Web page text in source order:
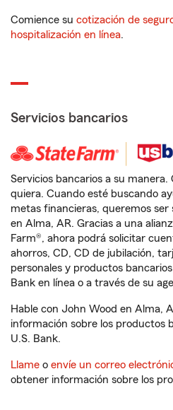
Comience su cotización de
hospitalización en línea.
Servicios bancarios
Servicios bancarios a su
quiera. Cuando esté buscando
metas financieras, queremos
en Alma, AR. Gracias a una
Farm®, ahora podrá solicitar
ahorros, CD, CD de jubilación,
personales y productos
Bank en línea o a través de su
Hable con John Wood en Alma,
información sobre los productos
U.S. Bank.
Llame o envíe un correo
obtener información sobre los